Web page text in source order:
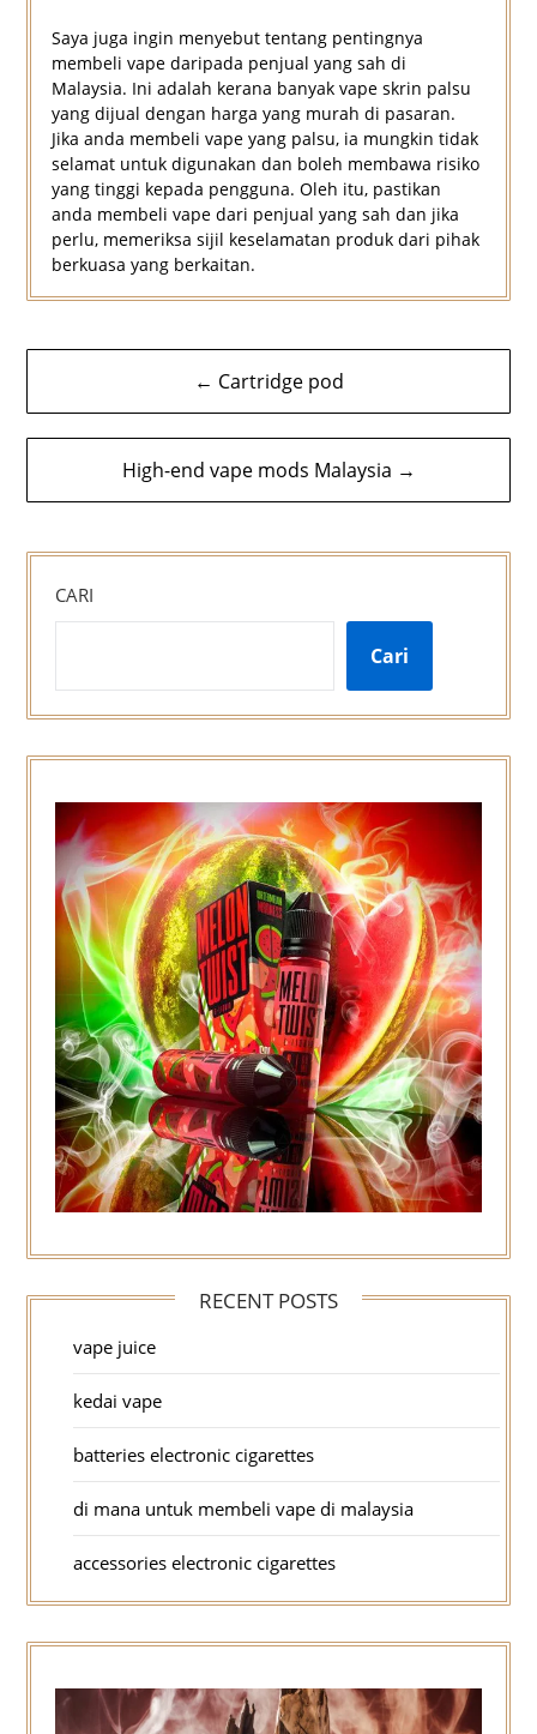
Saya juga ingin menyebut tentang pentingnya
membeli vape daripada penjual yang sah di
Malaysia. Ini adalah kerana banyak vape skrin palsu
yang dijual dengan harga yang murah di pasaran.
Jika anda membeli vape yang palsu, ia mungkin tidak
selamat untuk digunakan dan boleh membawa risiko
yang tinggi kepada pengguna. Oleh itu, pastikan
anda membeli vape dari penjual yang sah dan jika
perlu, memeriksa sijil keselamatan produk dari pihak
berkuasa yang berkaitan.
Navigasi
kiriman
← Cartridge pod
High-end vape mods Malaysia →
CARI
Cari
RECENT POSTS
vape juice
kedai vape
batteries electronic cigarettes
di mana untuk membeli vape di malaysia
accessories electronic cigarettes